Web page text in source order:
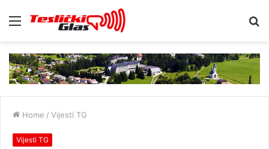
Menu
Home / Vijesti TG
Vijesti TG